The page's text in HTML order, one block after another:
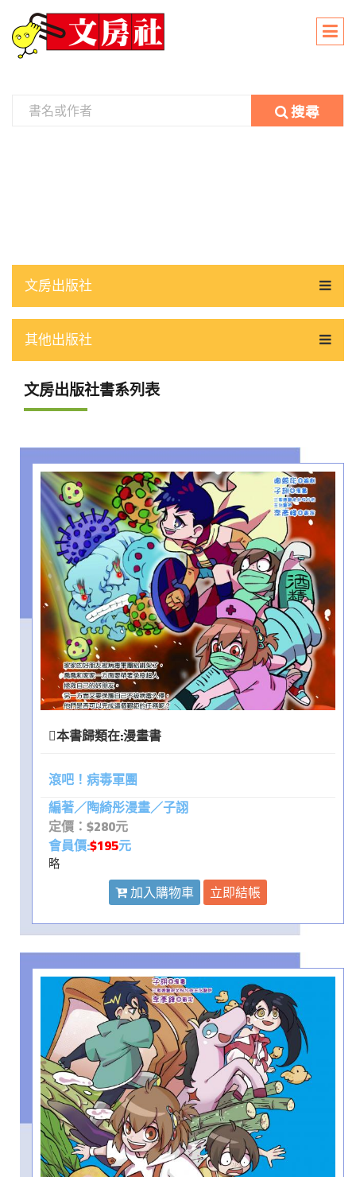
搜尋
文房出版社
其他出版社
文房出版社書系列表
本書歸類在:漫畫書
滾吧！病毒軍團
編著／陶綺彤漫畫／子詡
定價：$280元
會員價:$195元
略
加入購物車 立即結帳